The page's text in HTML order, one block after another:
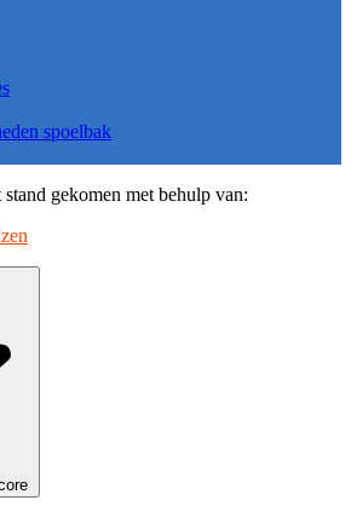
spoelbak
gekomen met behulp van: